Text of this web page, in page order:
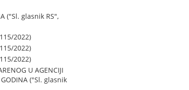
("Sl. glasnik RS",
2022)
2022)
2022)
U AGENCIJI
GODINA ("Sl. glasnik